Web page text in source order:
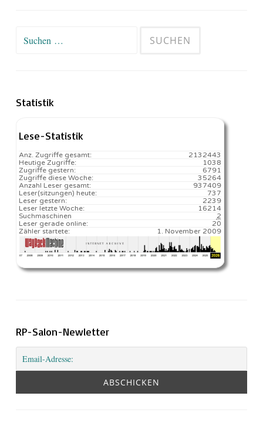
Suchen
Statistik
Lese-Statistik
2132443
Anz. Zugriffe gesamt:
1038
Heutige Zugriffe:
6791
Zugriffe gestern:
35264
Zugriffe diese Woche:
937409
Anzahl Leser gesamt:
737️
Leser(sitzungen) heute:
2239
Leser gestern:
16214️
Leser letzte Woche:
2
Suchmaschinen
20
Leser gerade online:
1. November 2009
Zähler startete:
RP-Salon-Newletter